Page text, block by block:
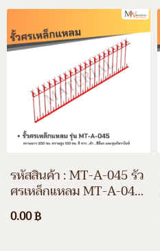
รหัสสินค้า : MT-A-045 รั้ว
ศรเหล็กแหลม MT-A-044
ความยาว 200 ซม. ความสูง
80 ซม. สีขาว สีดำ สีอื่นๆ
0.00 ฿